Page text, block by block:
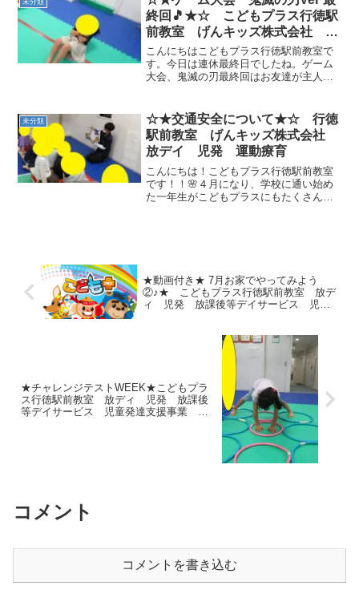
ないでしょう...
終回🎵★☆ こどもプラス行徳駅
前教室 げんキッズ株式会社 放
ディ 児発 放課後等デイサービ
ス 児童発達支援事業 無料送
迎 発達障害 運動療育 行徳
市 江戸川区 篠崎 瑞江 春
江町 体幹 ダウン症 ADHD
こんにちはこどもプラス行徳駅前教室で
す。今日は連休最終日でしたね。ゲーム
大会、鬼滅の刃最終回はお友達が主人公
すけのキャタピラー④最後は全員で鬼め
くり！盛り上がりました(...
未分類
☆★交通安全について★☆ 行徳
駅前教室 げんキッズ株式会社
放デイ 児発 運動療育
こんにちは！こどもプラス行徳駅前教室
です！！🌸４月になり、学校に通い始め
た一年生がこどもプラスにもたくさんい
★動画付き★ 7月お家でやってみよう
②♪★ こどもプラス行徳駅前教室 放デ
ィ 児発 放課後等デイサービス 児童
★チャレンジテストWEEK★こどもプラ
ス行徳駅前教室 放ディ 児発 放課後
等デイサービス 児童発達支援事業 無
コメント
コメントを書き込む